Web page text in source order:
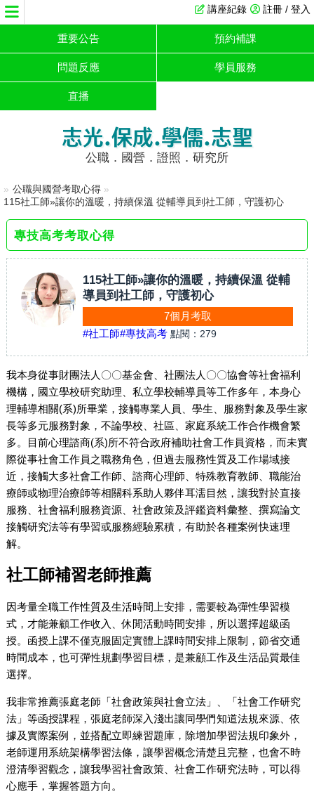
註冊 / 登入
講座紀錄
重要公告 預約補課
問題反應 學員服務
直播
志光.保成.學儒.志聖
公職．國營．證照．研究所
» 公職與國營考取心得 »
115社工師»讓你的溫暖，持續保溫 從輔導員到社工師，守護初心
專技高考考取心得
115社工師»讓你的溫暖，持續保溫 從輔
導員到社工師，守護初心
7個月考取
#社工師#專技高考 點閱： 279
我本身從事財團法人〇〇基金會、社團法人〇〇協會等社會福利
機構，國立學校研究助理、私立學校輔導員等工作多年，本身心
理輔導相關(系)所畢業，接觸專業人員、學生、服務對象及學生家
長等多元服務對象，不論學校、社區、家庭系統工作合作機會繁
多。目前心理諮商(系)所不符合政府補助社會工作員資格，而未實
際從事社會工作員之職務角色，但過去服務性質及工作場域接
近，接觸大多社會工作師、諮商心理師、特殊教育教師、職能治
療師或物理治療師等相關科系助人夥伴耳濡目然，讓我對於直接
服務、社會福利服務資源、社會政策及評鑑資料彙整、撰寫論文
接觸研究法等有學習或服務經驗累積，有助於各種案例快速理
解。
社工師補習老師推薦
因考量全職工作性質及生活時間上安排，需要較為彈性學習模
式，才能兼顧工作收入、休閒活動時間安排，所以選擇超級函
授。函授上課不僅克服固定實體上課時間安排上限制，節省交通
時間成本，也可彈性規劃學習目標，是兼顧工作及生活品質最佳
選擇。
我非常推薦張庭老師「社會政策與社會立法」、「社會工作研究
法」等函授課程，張庭老師深入淺出讓同學們知道法規來源、依
據及實際案例，並搭配立即練習題庫，除增加學習法規印象外，
老師運用系統架構學習法條，讓學習概念清楚且完整，也會不時
澄清學習觀念，讓我學習社會政策、社會工作研究法時，可以得
心應手，掌握答題方向。